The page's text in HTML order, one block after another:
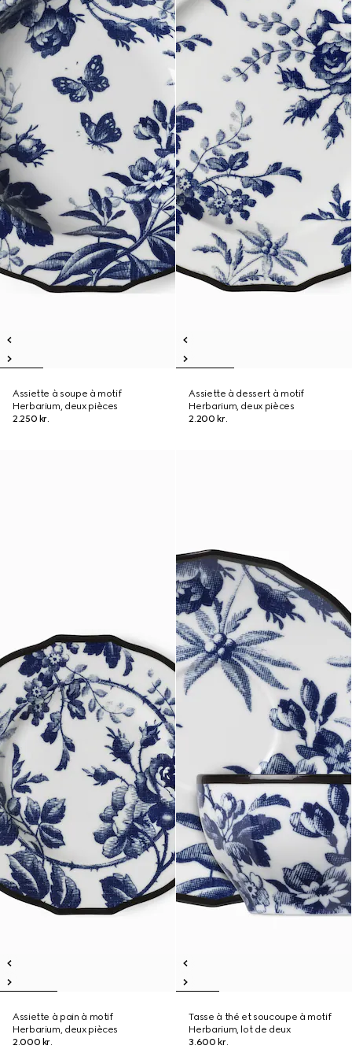
Assiette à soupe à motif
Herbarium, deux pièces
2.250 kr.
Assiette à dessert à motif
Herbarium, deux pièces
2.200 kr.
Assiette à pain à motif
Herbarium, deux pièces
2.000 kr.
Tasse à thé et soucoupe à motif
Herbarium, lot de deux
3.600 kr.